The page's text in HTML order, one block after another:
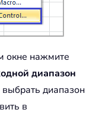
окне нажмите
диапазон
выбрать диапазон
в